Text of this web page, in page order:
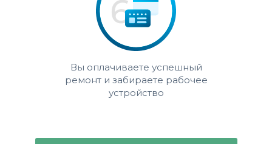
Вы оплачиваете успешный
ремонт и забираете рабочее
устройство